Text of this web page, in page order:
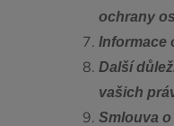
ochrany
Informace
Další
vašich
Smlouva